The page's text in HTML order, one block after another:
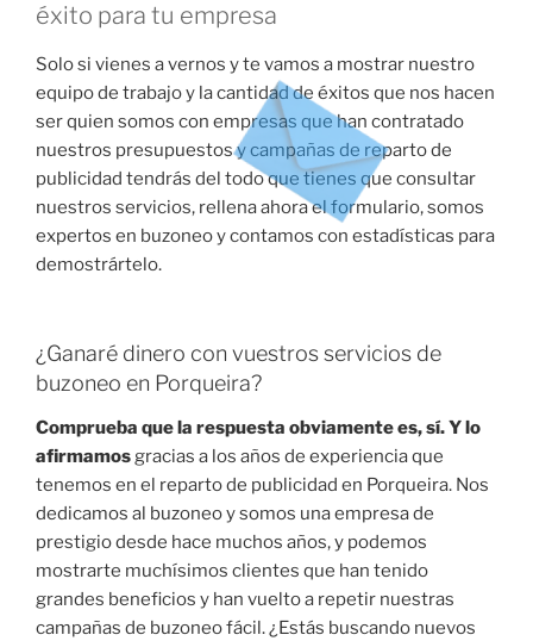
éxito para tu empresa
Solo si vienes a vernos y te vamos a mostrar nuestro
equipo de trabajo y la cantidad de éxitos que nos hacen
ser quien somos con empresas que han contratado
nuestros presupuestos y campañas de reparto de
publicidad tendrás del todo que tienes que consultar
nuestros servicios, rellena ahora el formulario, somos
expertos en buzoneo y contamos con estadísticas para
demostrártelo.
¿Ganaré dinero con vuestros servicios de
buzoneo en Porqueira?
Comprueba que la respuesta obviamente es, sí. Y lo
afirmamosgracias a los años de experiencia que
tenemos en el reparto de publicidad en Porqueira. Nos
dedicamos al buzoneo y somos una empresa de
prestigio desde hace muchos años, y podemos
mostrarte muchísimos clientes que han tenido
grandes beneficios y han vuelto a repetir nuestras
campañas de buzoneo fácil. ¿Estás buscando nuevos